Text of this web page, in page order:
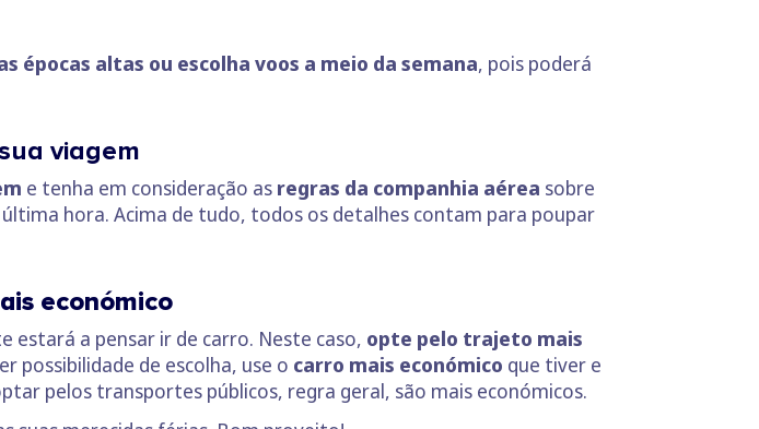
épocas altas ou escolha voos a meio da semana, pois poderá
viagem
e tenha em consideração as regras da companhia aérea sobre
hora. Acima de tudo, todos os detalhes contam para poupar
económico
estará a pensar ir de carro. Neste caso, opte pelo trajeto mais
possibilidade de escolha, use o carro mais económico que tiver e
pelos transportes públicos, regra geral, são mais económicos.